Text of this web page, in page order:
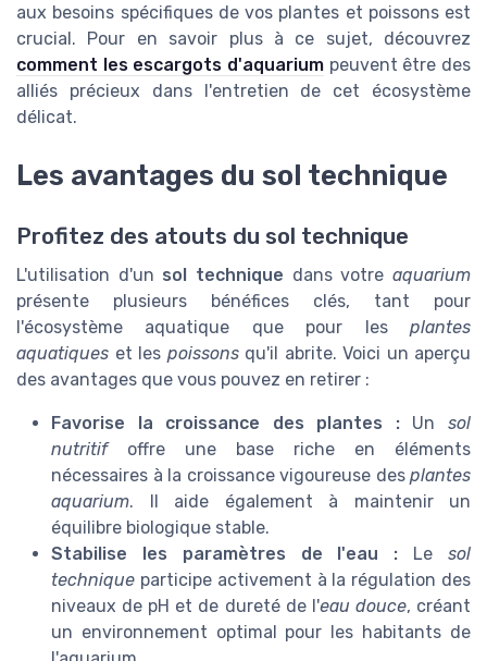
aux besoins spécifiques de vos plantes et poissons est
crucial. Pour en savoir plus à ce sujet, découvrez
comment les escargots d'aquarium peuvent être des
alliés précieux dans l'entretien de cet écosystème
délicat.
Les avantages du sol technique
Profitez des atouts du sol technique
L'utilisation d'un sol technique dans votreaquarium
présente plusieurs bénéfices clés, tant pour
l'écosystème aquatique que pour les plantes
aquatiques et les poissonsqu'il abrite. Voici un aperçu
des avantages que vous pouvez en retirer :
Favorise la croissance des plantes :Unsol
nutritifoffre une base riche en éléments
nécessaires à la croissance vigoureuse des plantes
aquarium. Il aide également à maintenir un
équilibre biologique stable.
Stabilise les paramètres de l'eau : Lesol
technique participe activement à la régulation des
niveaux de pH et de dureté de l'eau douce, créant
un environnement optimal pour les habitants de